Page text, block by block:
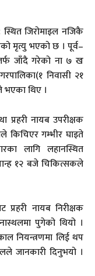
जिरोमाइल नजिकै
मृत्यु भएको छ । पूर्व–
जाँदै गरेको ना ७ ख
निवासी २१
भएका थिए ।
प्रहरी नायब उपरीक्षक
गम्भीर घाइते
लागि लहानस्थित
१२ बजे चिकित्सकले
प्रहरी नायब निरीक्षक
पुगेको थियो ।
नियन्त्रणमा लिई थप
जानकारी दिनुभयो ।